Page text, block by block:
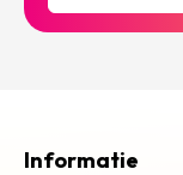
Informatie